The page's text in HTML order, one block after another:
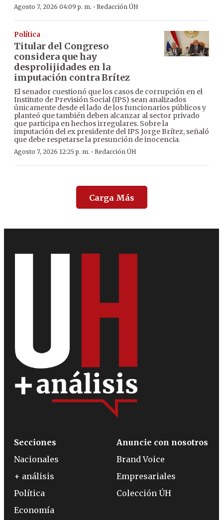
Agosto 7, 2026 04:09 p. m. · Redacción ÚH
Política
Titular del Congreso
considera que hay
desprolijidades en la
imputación contra Brítez
El senador cuestionó que los casos de corrupción en el
Instituto de Previsión Social (IPS) sean analizados
únicamente desde el lado de los funcionarios públicos y
planteó que también deben alcanzar al sector privado
que participa en hechos irregulares. Sobre la
imputación del ex presidente del IPS Jorge Brítez, señaló
que debe respetarse la presunción de inocencia.
Agosto 7, 2026 12:25 p. m. · Redacción ÚH
Carga Más
Secciones
Nacionales
+ análisis
Política
Economía
Anuncie con nosotros
Brand Voice
Empresariales
Colección ÚH